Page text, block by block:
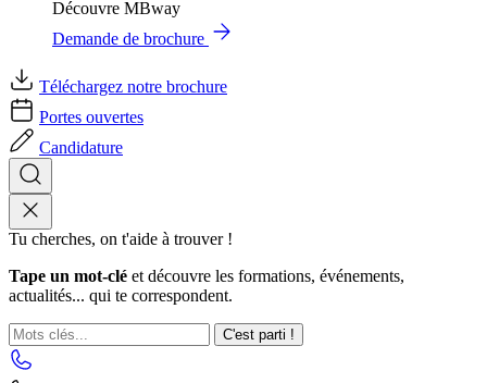
Découvre MBway
Demande de brochure
Téléchargez notre brochure
Portes ouvertes
Candidature
Tu cherches, on t'aide à trouver !
Tape un mot-clé et découvre les formations, événements,
actualités... qui te correspondent.
C'est parti !